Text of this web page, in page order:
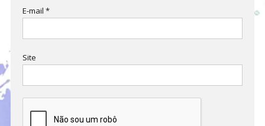
E-mail *
Site